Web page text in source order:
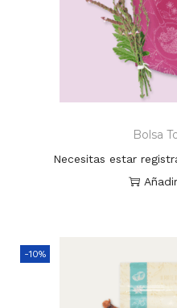
Bolsa
Necesitas estar
-10%